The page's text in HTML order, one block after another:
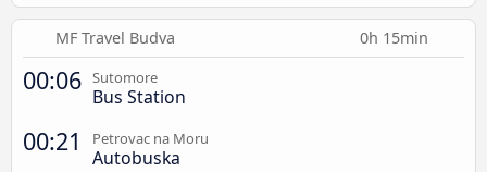
MF Travel Budva 0h 15min
00:06 Sutomore
Bus Station
00:21 Petrovac na Moru
Autobuska